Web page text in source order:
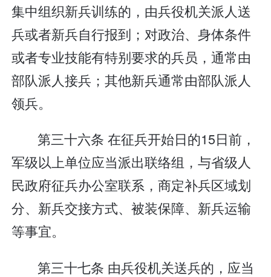
集中组织新兵训练的，由兵役机关派人送
兵或者新兵自行报到；对政治、身体条件
或者专业技能有特别要求的兵员，通常由
部队派人接兵；其他新兵通常由部队派人
领兵。
第三十六条 在征兵开始日的15日前，
军级以上单位应当派出联络组，与省级人
民政府征兵办公室联系，商定补兵区域划
分、新兵交接方式、被装保障、新兵运输
等事宜。
第三十七条 由兵役机关送兵的，应当